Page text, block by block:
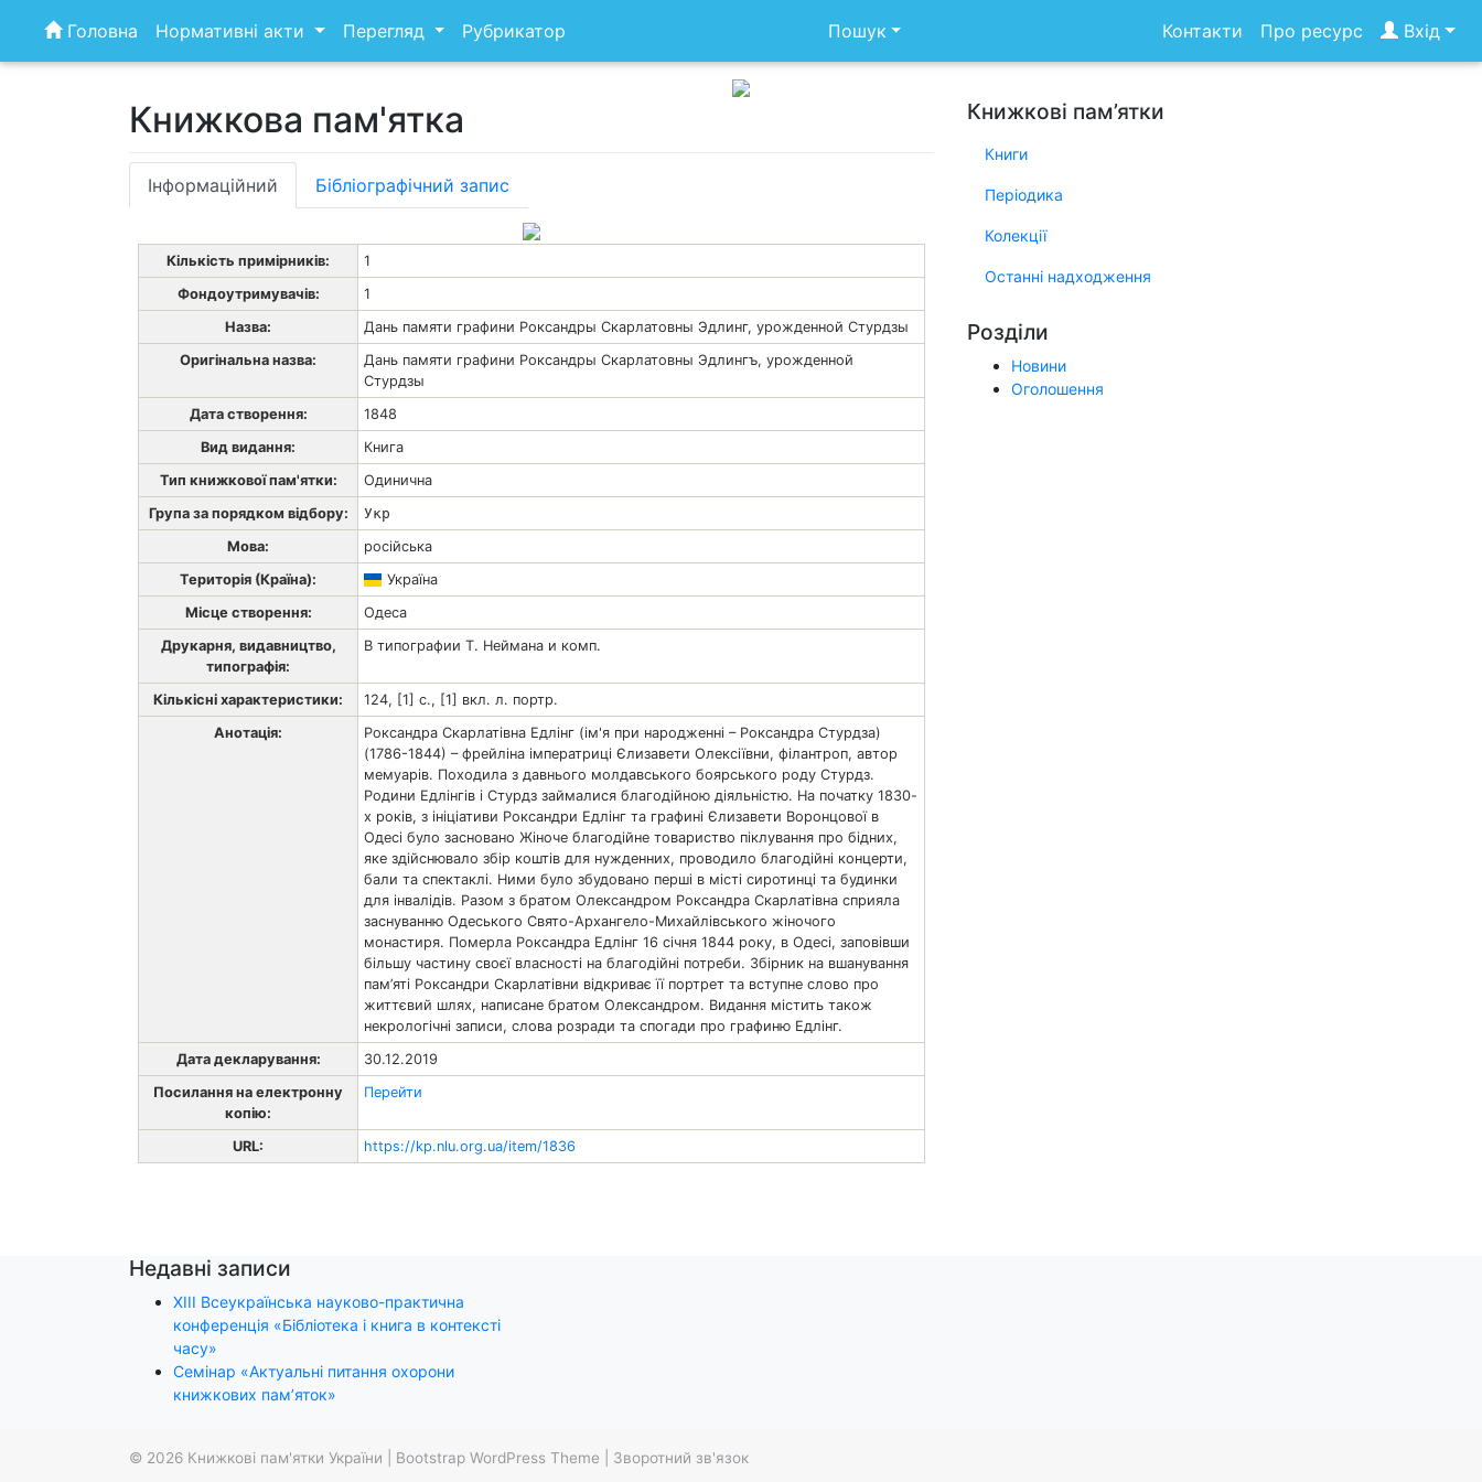
content
Головна Нормативні акти Перегляд Рубрикатор Пошук Контакти Про ресурс Вхід
Книжкова пам'ятка
Інформаційний Бібліографічний запис
Кількість примірників:
1
Фондоутримувачів:
1
Назва:
Дань памяти графини Роксандры Скарлатовны Эдлинг, урожденной Стурдзы
Оригінальна назва:
Дань памяти графини Роксандры Скарлатовны Эдлингъ, урожденной
Стурдзы
Дата створення:
1848
Вид видання:
Книга
Тип книжкової пам'ятки:
Одинична
Група за порядком відбору:
Укр
Мова:
російська
Територія (Країна):
Україна
Місце створення:
Одеса
Друкарня, видавництво,
типографія:
В типографии Т. Неймана и комп.
Кількісні характеристики:
124, [1] с., [1] вкл. л. портр.
Анотація:
Роксандра Скарлатівна Едлінг (ім'я при народженні – Роксандра Стурдза)
(1786-1844) – фрейліна імператриці Єлизавети Олексіївни, філантроп, автор
мемуарів. Походила з давнього молдавського боярського роду Стурдз.
Родини Едлінгів і Стурдз займалися благодійною діяльністю. На початку 1830-
х років, з ініціативи Роксандри Едлінг та графині Єлизавети Воронцової в
Одесі було засновано Жіноче благодійне товариство піклування про бідних,
яке здійснювало збір коштів для нужденних, проводило благодійні концерти,
бали та спектаклі. Ними було збудовано перші в місті сиротинці та будинки
для інвалідів. Разом з братом Олександром Роксандра Скарлатівна сприяла
заснуванню Одеського Свято-Архангело-Михайлівського жіночого
монастиря. Померла Роксандра Едлінг 16 січня 1844 року, в Одесі, заповівши
більшу частину своєї власності на благодійні потреби. Збірник на вшанування
пам’яті Роксандри Скарлатівни відкриває її портрет та вступне слово про
життєвий шлях, написане братом Олександром. Видання містить також
некрологічні записи, слова розради та спогади про графиню Едлінг.
Дата декларування:
30.12.2019
Посилання на електронну
копію:
Перейти
URL: https://kp.nlu.org.ua/item/1836
Книжкові пам’ятки
Книги
Періодика
Колекції
Останні надходження
Розділи
Новини
Оголошення
Недавні записи
ХІІІ Всеукраїнська науково-практична
конференція «Бібліотека і книга в контексті
часу»
Семінар «Актуальні питання охорони
книжкових пам’яток»
© 2026 Книжкові пам'ятки України Bootstrap WordPress Theme Зворотний зв'язок